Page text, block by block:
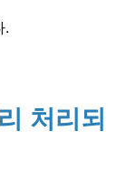
.
처리되